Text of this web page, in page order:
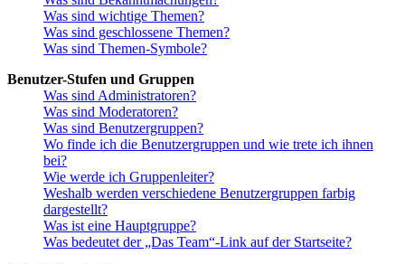
Was sind wichtige Themen?
Was sind geschlossene Themen?
Was sind Themen-Symbole?
Benutzer-Stufen und Gruppen
Was sind Administratoren?
Was sind Moderatoren?
Was sind Benutzergruppen?
Wo finde ich die Benutzergruppen und wie trete ich ihnen
bei?
Wie werde ich Gruppenleiter?
Weshalb werden verschiedene Benutzergruppen farbig
dargestellt?
Was ist eine Hauptgruppe?
Was bedeutet der „Das Team“-Link auf der Startseite?